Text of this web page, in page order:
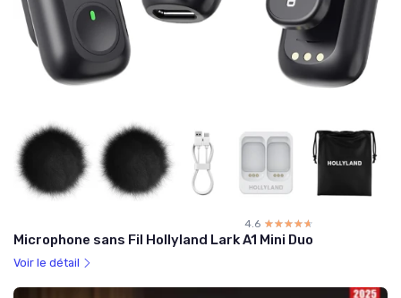
4.6 ☆☆☆☆☆
★★★★★
Microphone sans Fil Hollyland Lark A1 Mini Duo
Voir le détail